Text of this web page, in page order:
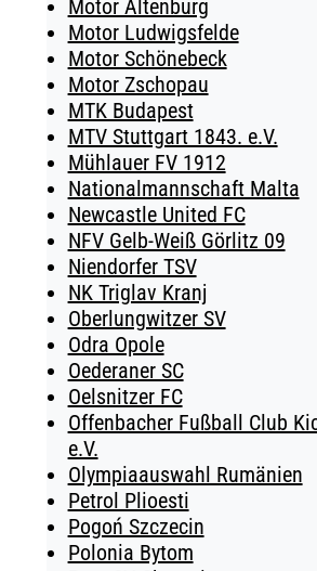
Motor Altenburg
Motor Ludwigsfelde
Motor Schönebeck
Motor Zschopau
MTK Budapest
MTV Stuttgart 1843. e.V.
Mühlauer FV 1912
Nationalmannschaft Malta
Newcastle United FC
NFV Gelb-Weiß Görlitz 09
Niendorfer TSV
NK Triglav Kranj
Oberlungwitzer SV
Odra Opole
Oederaner SC
Oelsnitzer FC
Offenbacher Fußball Club
e.V.
Olympiaauswahl Rumänien
Petrol Plioesti
Pogoń Szczecin
Polonia Bytom